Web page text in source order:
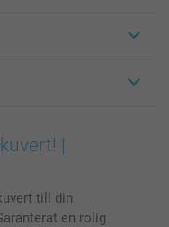
|
till din
en rolig